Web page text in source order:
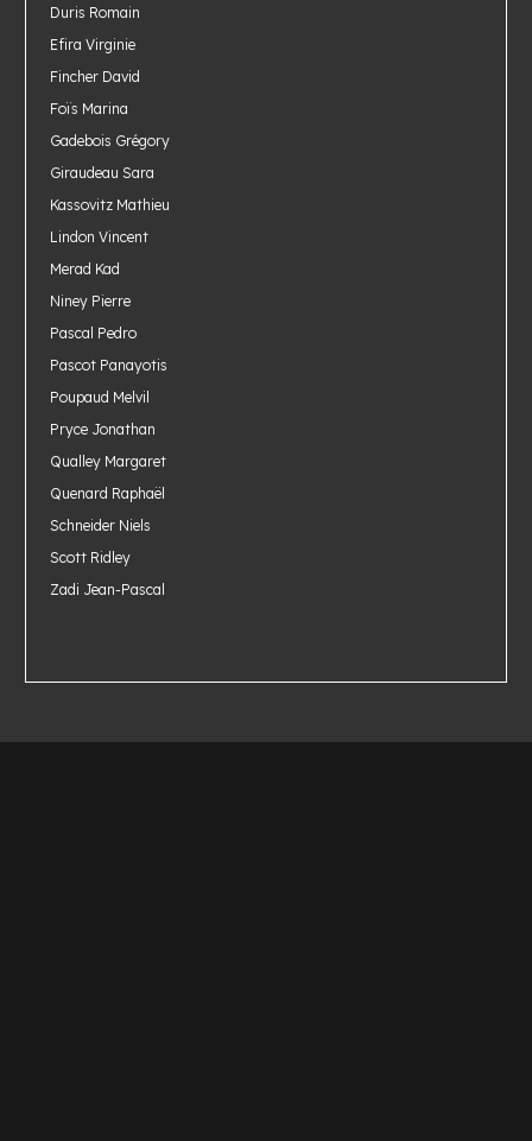
Duris Romain
Efira Virginie
Fincher David
Foïs Marina
Gadebois Grégory
Giraudeau Sara
Kassovitz Mathieu
Lindon Vincent
Merad Kad
Niney Pierre
Pascal Pedro
Pascot Panayotis
Poupaud Melvil
Pryce Jonathan
Qualley Margaret
Quenard Raphaël
Schneider Niels
Scott Ridley
Zadi Jean-Pascal